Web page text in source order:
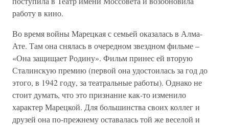
работу в кино.
Во время войны Марецкая с семьей оказалась в Алма-
Ате. Там она снялась в очередном звездном фильме –
«Она защищает Родину». Фильм принес ей вторую
Сталинскую премию (первой она удостоилась за год до
этого, в 1942 году, за театральные работы). Однако не
стоит думать, что это признание как-то изменило
характер Марецкой. Для большинства своих коллег и
друзей она по-прежнему оставалась той же веселой и